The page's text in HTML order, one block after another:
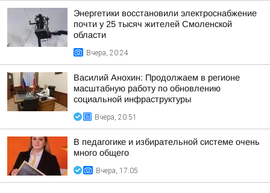
Энергетики восстановили электроснабжение
почти у 25 тысяч жителей Смоленской
области
Вчера, 20:24
Василий Анохин: Продолжаем в регионе
масштабную работу по обновлению
социальной инфраструктуры
Вчера, 20:51
В педагогике и избирательной системе очень
много общего
Вчера, 17:05